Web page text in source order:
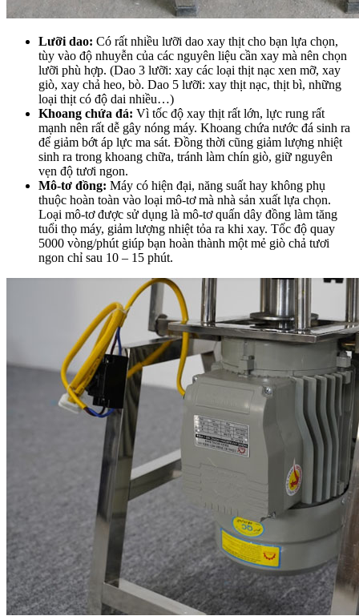
Lưỡi dao: Có rất nhiều lưỡi dao xay thịt cho bạn lựa chọn,
tùy vào độ nhuyễn của các nguyên liệu cần xay mà nên chọn
lưỡi phù hợp. (Dao 3 lưỡi: xay các loại thịt nạc xen mỡ, xay
giò, xay chả heo, bò. Dao 5 lưỡi: xay thịt nạc, thịt bì, những
loại thịt có độ dai nhiều…)
Khoang chứa đá: Vì tốc độ xay thịt rất lớn, lực rung rất
mạnh nên rất dễ gây nóng máy. Khoang chứa nước đá sinh ra
để giảm bớt áp lực ma sát. Đồng thời cũng giảm lượng nhiệt
sinh ra trong khoang chữa, tránh làm chín giò, giữ nguyên
vẹn độ tươi ngon.
Mô-tơ đồng: Máy có hiện đại, năng suất hay không phụ
thuộc hoàn toàn vào loại mô-tơ mà nhà sản xuất lựa chọn.
Loại mô-tơ được sử dụng là mô-tơ quấn dây đồng làm tăng
tuổi thọ máy, giảm lượng nhiệt tỏa ra khi xay. Tốc độ quay
5000 vòng/phút giúp bạn hoàn thành một mẻ giò chả tươi
ngon chỉ sau 10 – 15 phút.